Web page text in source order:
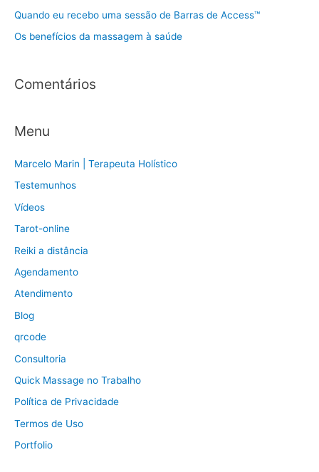
p
o
:
Quando eu recebo uma sessão de Barras de Access™
Os benefícios da massagem à saúde
Comentários
Menu
Marcelo Marin | Terapeuta Holístico
Testemunhos
Vídeos
Tarot-online
Reiki a distância
Agendamento
Atendimento
Blog
qrcode
Consultoria
Quick Massage no Trabalho
Política de Privacidade
Termos de Uso
Portfolio